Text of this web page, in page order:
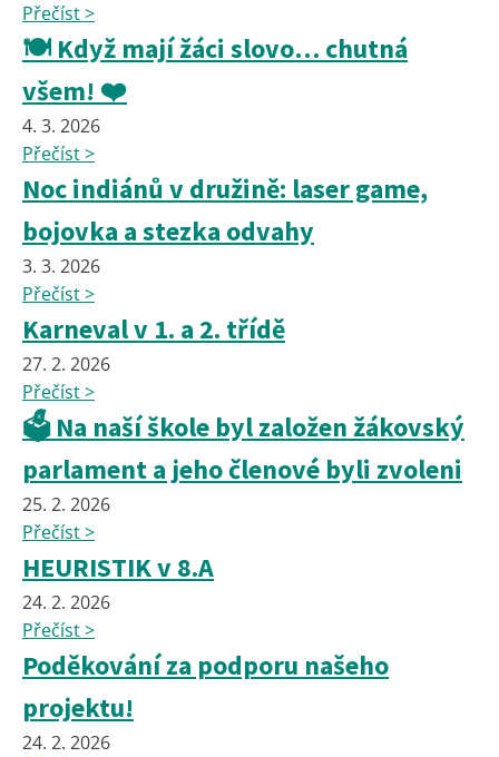
Přečíst >
🍽️ Když mají žáci slovo… chutná
všem! ❤️
4. 3. 2026
Přečíst >
Noc indiánů v družině: laser game,
bojovka a stezka odvahy
3. 3. 2026
Přečíst >
Karneval v 1. a 2. třídě
27. 2. 2026
Přečíst >
🗳️ Na naší škole byl založen žákovský
parlament a jeho členové byli zvoleni
25. 2. 2026
Přečíst >
HEURISTIK v 8.A
24. 2. 2026
Přečíst >
Poděkování za podporu našeho
projektu!
24. 2. 2026